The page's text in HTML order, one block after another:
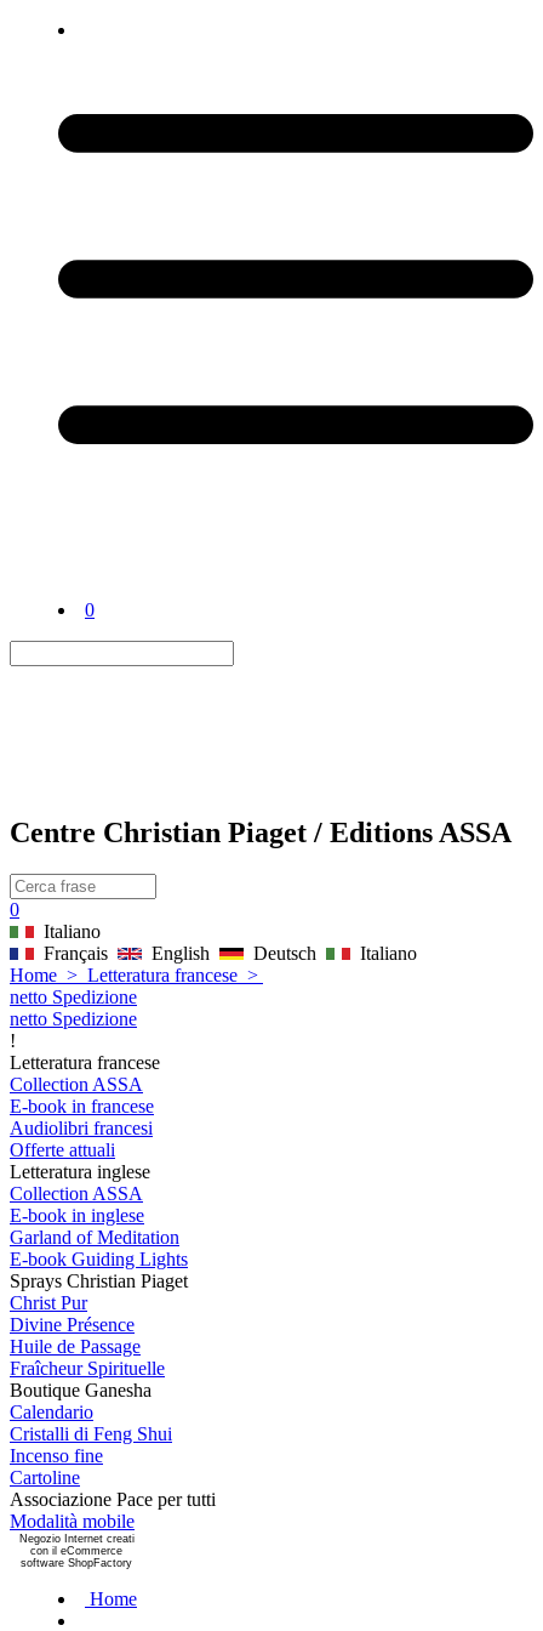
0
Centre Christian Piaget / Editions ASSA
0
Italiano
Français
English Deutsch
Italiano
Home > Letteratura francese >
netto Spedizione
netto Spedizione
!
Letteratura francese
Collection ASSA
E-book in francese
Audiolibri francesi
Offerte attuali
Letteratura inglese
Collection ASSA
E-book in inglese
Garland of Meditation
E-book Guiding Lights
Sprays Christian Piaget
Christ Pur
Divine Présence
Huile de Passage
Fraîcheur Spirituelle
Boutique Ganesha
Calendario
Cristalli di Feng Shui
Incenso fine
Cartoline
Associazione Pace per tutti
Modalità mobile
Negozio Internet creati
con il eCommerce
software ShopFactory
Home